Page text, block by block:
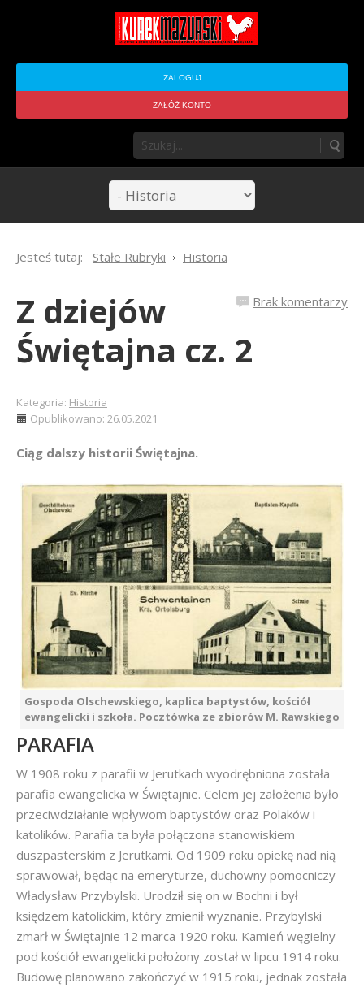
ZALOGUJ
ZAŁÓŻ KONTO
Jesteś tutaj: Stałe Rubryki Historia
Brak komentarzy
Z dziejów
Świętajna cz. 2
Kategoria: Historia
Opublikowano: 26.05.2021
Ciąg dalszy historii Świętajna.
Gospoda Olschewskiego, kaplica baptystów, kościół
ewangelicki i szkoła. Pocztówka ze zbiorów M. Rawskiego
PARAFIA
W 1908 roku z parafii w Jerutkach wyodrębniona została
parafia ewangelicka w Świętajnie. Celem jej założenia było
przeciwdziałanie wpływom baptystów oraz Polaków i
katolików. Parafia ta była połączona stanowiskiem
duszpasterskim z Jerutkami. Od 1909 roku opiekę nad nią
sprawował, będąc na emeryturze, duchowny pomocniczy
Władysław Przybylski. Urodził się on w Bochni i był
księdzem katolickim, który zmienił wyznanie. Przybylski
zmarł w Świętajnie 12 marca 1920 roku. Kamień węgielny
pod kościół ewangelicki położony został w lipcu 1914 roku.
Budowę planowano zakończyć w 1915 roku, jednak została